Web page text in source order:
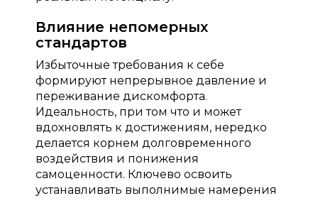
Влияние непомерных
стандартов
Избыточные требования к себе
формируют непрерывное давление и
переживание дискомфорта.
Идеальность, при том что и может
вдохновлять к достижениям, нередко
делается корнем долговременного
воздействия и понижения
самоценности. Ключево освоить
устанавливать выполнимые намерения